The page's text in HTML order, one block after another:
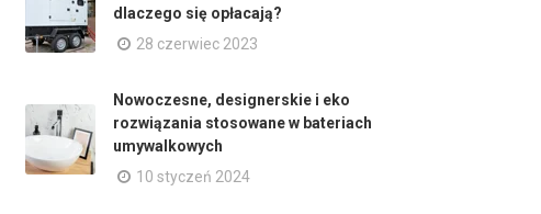
dlaczego się opłacają?
28 czerwiec 2023
Nowoczesne, designerskie i eko
rozwiązania stosowane w bateriach
umywalkowych
10 styczeń 2024